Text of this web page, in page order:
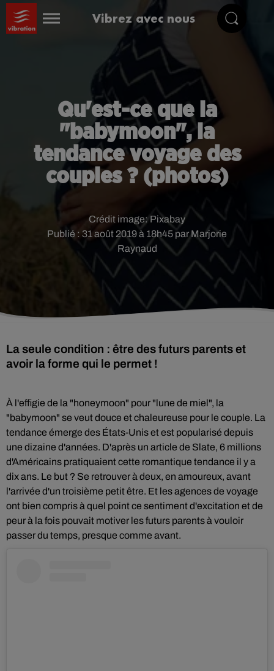
Vibrez avec nous
Qu'est-ce que la
"babymoon", la
tendance voyage des
couples ? (photos)
Publié : 31 août 2019 à 18h45 par Marjorie
Raynaud
Crédit image: Pixabay
La seule condition : être des futurs parents et
avoir la forme qui le permet !
À l'effigie de la "honeymoon" pour "lune de miel", la
"babymoon" se veut douce et chaleureuse pour le couple. La
tendance émerge des États-Unis et est popularisé depuis
une dizaine d'années. D'après un article de Slate, 6 millions
d'Américains pratiquaient cette romantique tendance il y a
dix ans. Le but ? Se retrouver à deux, en amoureux, avant
l'arrivée d'un troisième petit être. Et les agences de voyage
ont bien compris à quel point ce sentiment d'excitation et de
peur à la fois pouvait motiver les futurs parents à vouloir
passer du temps, presque comme avant.